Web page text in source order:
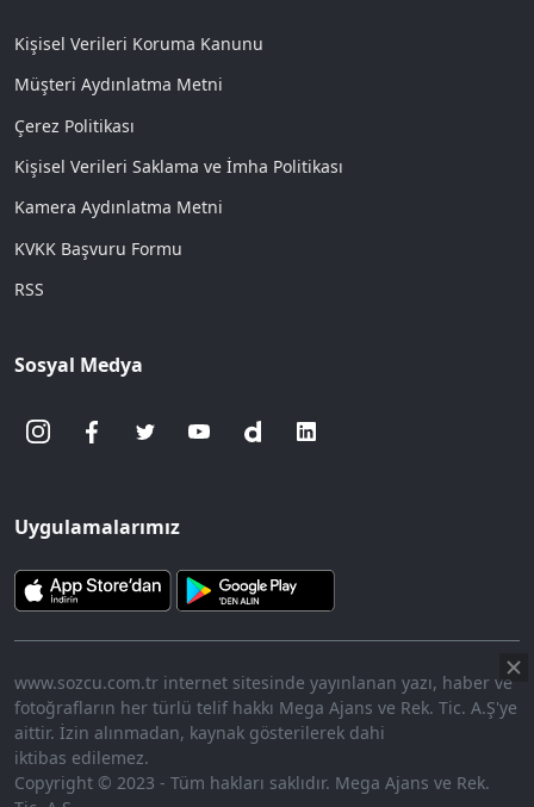
Kişisel Verileri Koruma Kanunu
Müşteri Aydınlatma Metni
Çerez Politikası
Kişisel Verileri Saklama ve İmha Politikası
Kamera Aydınlatma Metni
KVKK Başvuru Formu
RSS
Sosyal Medya
Uygulamalarımız
www.sozcu.com.tr internet sitesinde yayınlanan yazı, haber ve
fotoğrafların her türlü telif hakkı Mega Ajans ve Rek. Tic. A.Ş'ye
aittir. İzin alınmadan, kaynak gösterilerek dahi
iktibas edilemez.
Copyright © 2023 - Tüm hakları saklıdır. Mega Ajans ve Rek.